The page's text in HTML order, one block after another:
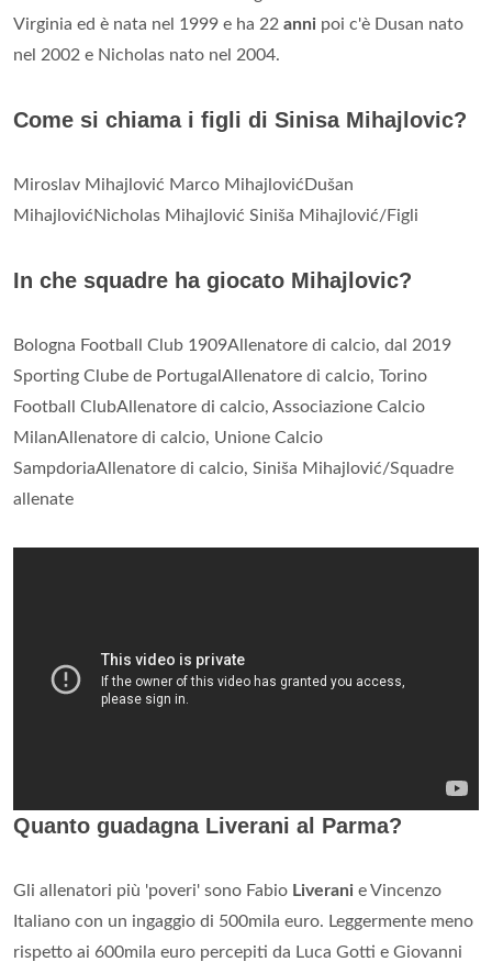
Virginia ed è nata nel 1999 e ha 22 anni poi c'è Dusan nato
nel 2002 e Nicholas nato nel 2004.
Come si chiama i figli di Sinisa Mihajlovic?
Miroslav Mihajlović Marco MihajlovićDušan
MihajlovićNicholas Mihajlović Siniša Mihajlović/Figli
In che squadre ha giocato Mihajlovic?
Bologna Football Club 1909Allenatore di calcio, dal 2019
Sporting Clube de PortugalAllenatore di calcio, Torino
Football ClubAllenatore di calcio, Associazione Calcio
MilanAllenatore di calcio, Unione Calcio
SampdoriaAllenatore di calcio, Siniša Mihajlović/Squadre
allenate
Quanto guadagna Liverani al Parma?
Gli allenatori più 'poveri' sono Fabio Liverani e Vincenzo
Italiano con un ingaggio di 500mila euro. Leggermente meno
rispetto ai 600mila euro percepiti da Luca Gotti e Giovanni